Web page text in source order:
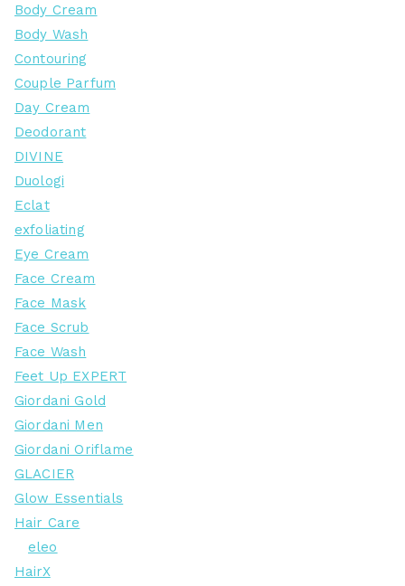
Body Cream
Body Wash
Contouring
Couple Parfum
Day Cream
Deodorant
DIVINE
Duologi
Eclat
exfoliating
Eye Cream
Face Cream
Face Mask
Face Scrub
Face Wash
Feet Up EXPERT
Giordani Gold
Giordani Men
Giordani Oriflame
GLACIER
Glow Essentials
Hair Care
eleo
HairX